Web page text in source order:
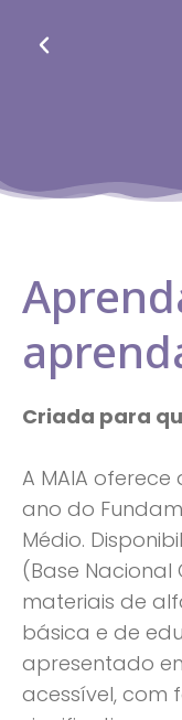
Criada para
A MAIA
ano do
Médio.
(Base
materiais de
básica e de
apresentado
acessível, com